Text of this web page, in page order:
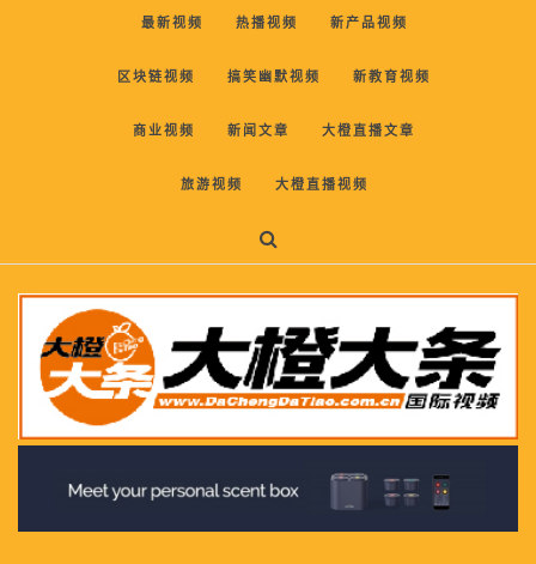
最新视频 热播视频 新产品视频
区块链视频 搞笑幽默视频 新教育视频
商业视频 新闻文章 大橙直播文章
旅游视频 大橙直播视频